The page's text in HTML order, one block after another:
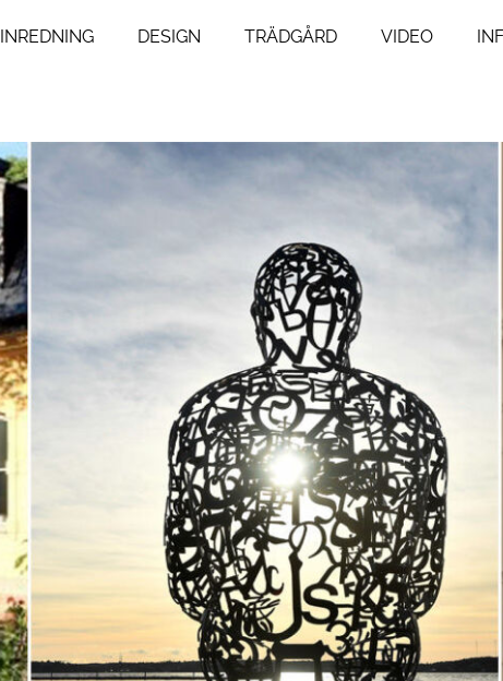
INREDNING DESIGN TRÄDGÅRD VIDEO
Resor
Mat & Dryck
Influencers